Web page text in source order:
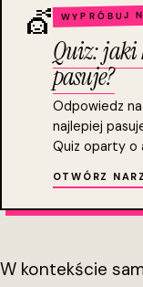
💇 WYPRÓBUJ
Quiz: jaki
pasuje?
Odpowiedz
najlepiej
Quiz oparty o
OTWÓRZ
W kontekście